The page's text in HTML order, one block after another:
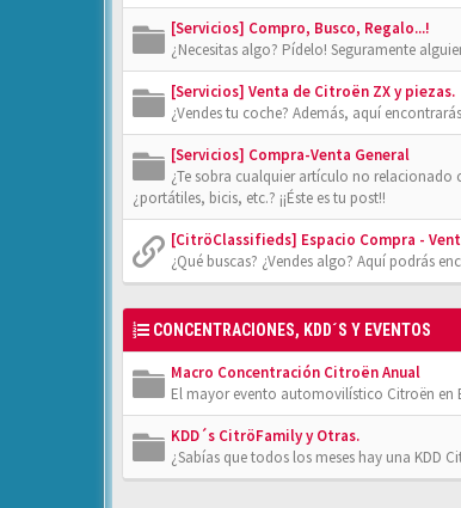
[Servicios] Compro, Busco, Regalo...!
¿Necesitas algo? Pídelo! Seguramente
[Servicios] Venta de Citroën ZX y piezas.
¿Vendes tu coche? Además, aquí
[Servicios] Compra-Venta General
¿Te sobra cualquier artículo no relacionado
¿portátiles, bicis, etc.? ¡¡Éste es tu post!!
[CitröClassifieds] Espacio Compra -
¿Qué buscas? ¿Vendes algo? Aquí podrás
CONCENTRACIONES, KDD´S Y EVENTOS
Macro Concentración Citroën Anual
El mayor evento automovilístico Citroën en
KDD´s CitröFamily y Otras.
¿Sabías que todos los meses hay una KDD